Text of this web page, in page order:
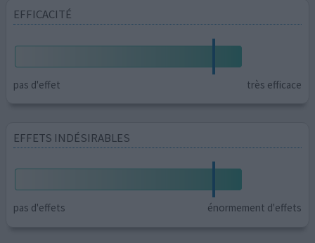
EFFICACITÉ
pas d'effet très efficace
EFFETS INDÉSIRABLES
pas d'effets énormement d'effets